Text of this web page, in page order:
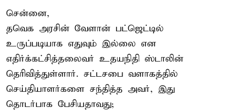
சென்னை,
தவெக அரசின் வேளான் பட்ஜெட்டில்
உருப்படியாக எதுவும் இல்லை என
எதிர்க்கட்சித்தலைவர் உதயநிதி ஸ்டாலின்
தெரிவித்துள்ளார். சட்டசபை வளாகத்தில்
செய்தியாளர்களை சந்தித்த அவர், இது
தொடர்பாக பேசியதாவது;